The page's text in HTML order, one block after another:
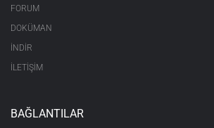
FORUM
DOKÜMAN
İNDİR
İLETİŞİM
BAĞLANTILAR